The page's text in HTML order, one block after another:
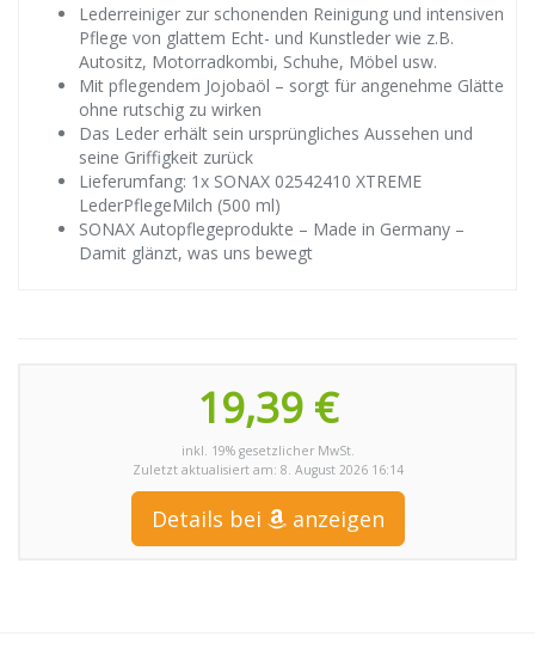
Lederreiniger zur schonenden Reinigung und intensiven
Pflege von glattem Echt- und Kunstleder wie z.B.
Autositz, Motorradkombi, Schuhe, Möbel usw.
Mit pflegendem Jojobaöl – sorgt für angenehme Glätte
ohne rutschig zu wirken
Das Leder erhält sein ursprüngliches Aussehen und
seine Griffigkeit zurück
Lieferumfang: 1x SONAX 02542410 XTREME
LederPflegeMilch (500 ml)
SONAX Autopflegeprodukte – Made in Germany –
Damit glänzt, was uns bewegt
19,39 €
inkl. 19% gesetzlicher MwSt.
Zuletzt aktualisiert am: 8. August 2026 16:14
Details bei anzeigen